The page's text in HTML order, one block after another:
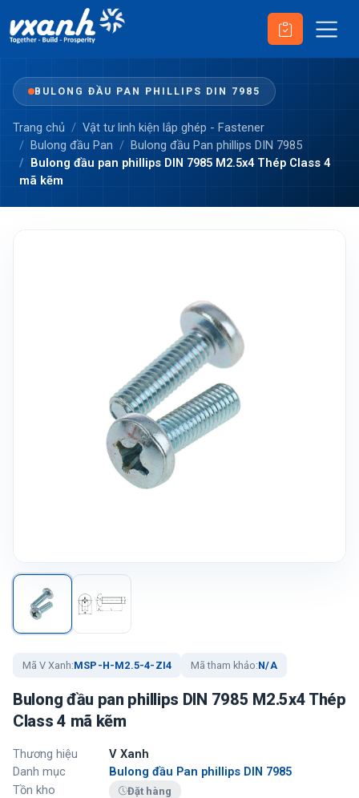
BULONG ĐẦU PAN PHILLIPS DIN 7985
Trang chủ
Vật tư linh kiện lắp ghép - Fastener
Bulong đầu Pan
Bulong đầu Pan phillips DIN 7985
Bulong đầu pan phillips DIN 7985 M2.5x4 Thép Class 4
mã kẽm
Mã V Xanh:MSP-H-M2.5-4-ZI4 Mã tham khảo:N/A
Bulong đầu pan phillips DIN 7985 M2.5x4 Thép
Class 4 mã kẽm
Thương hiệu
V Xanh
Danh mục
Bulong đầu Pan phillips DIN 7985
Tồn kho
Đặt hàng